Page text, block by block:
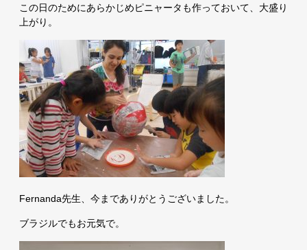
この日のためにあらかじめピニャータも作っておいて、大盛り
上がり。
Fernanda先生、今までありがとうございました。
ブラジルでもお元気で。